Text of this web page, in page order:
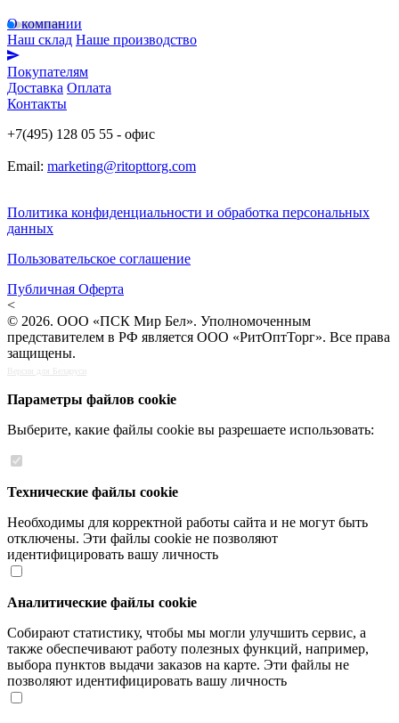
О компании
Наш склад Наше производство
Покупателям
Доставка Оплата
Контакты
+7(495) 128 05 55 - офис
Email: marketing@ritopttorg.com
Политика конфиденциальности и обработка персональных
данных
Пользовательское соглашение
Публичная Оферта
<
© 2026. ООО «ПСК Мир Бел». Уполномоченным
представителем в РФ является ООО «РитОптТорг». Все права
защищены.
Версия для Беларуси
Параметры файлов cookie
Выберите, какие файлы cookie вы разрешаете использовать:
Технические файлы cookie
Необходимы для корректной работы сайта и не могут быть
отключены. Эти файлы cookie не позволяют
идентифицировать вашу личность
Аналитические файлы cookie
Собирают статистику, чтобы мы могли улучшить сервис, а
также обеспечивают работу полезных функций, например,
выбора пунктов выдачи заказов на карте. Эти файлы не
позволяют идентифицировать вашу личность